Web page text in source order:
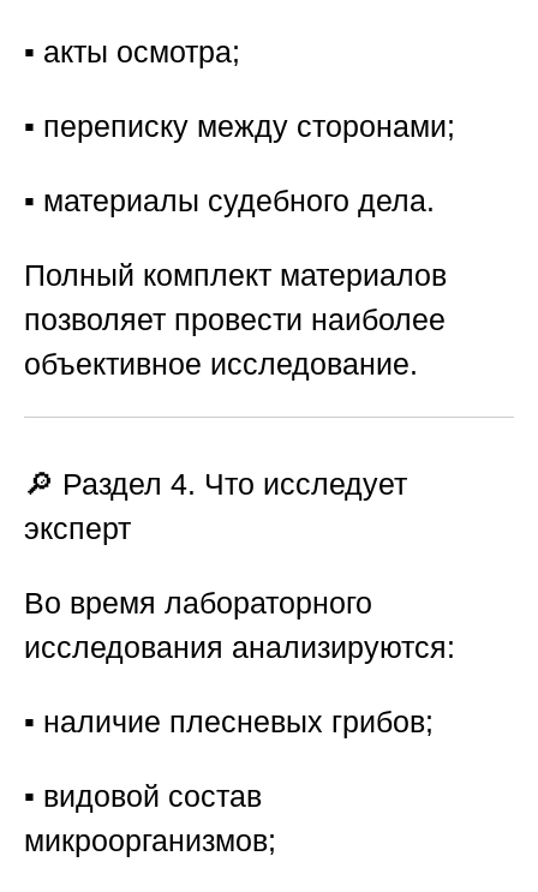
▪️ акты осмотра;
▪️ переписку между сторонами;
▪️ материалы судебного дела.
Полный комплект материалов
позволяет провести наиболее
объективное исследование.
🔎 Раздел 4. Что исследует
эксперт
Во время лабораторного
исследования анализируются:
▪️ наличие плесневых грибов;
▪️ видовой состав
микроорганизмов;